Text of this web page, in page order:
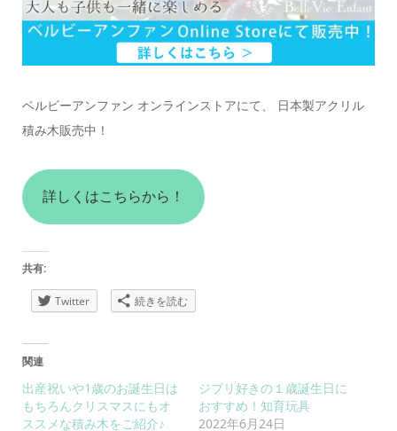
ベルビーアンファン オンラインストアにて、 日本製アクリル
積み木販売中！
詳しくはこちらから！
共有:
Twitter 続きを読む
関連
出産祝いや1歳のお誕生日は
もちろんクリスマスにもオ
ススメな積み木をご紹介♪
ジブリ好きの１歳誕生日に
おすすめ！知育玩具
2022年6月24日